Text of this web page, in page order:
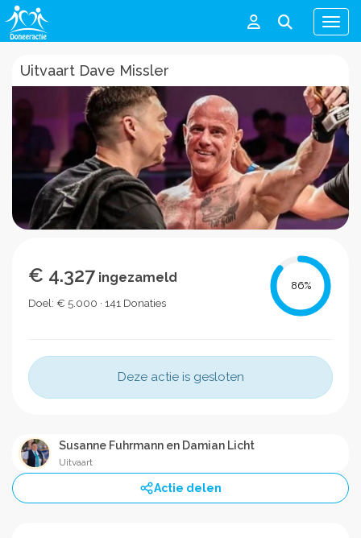
Menu
Uitvaart Dave Missler
€ 4.327 ingezameld
Doel: € 5.000 · 141 Donaties
86%
Deze actie is gesloten
Susanne Fuhrmann en Damian Licht
Uitvaart
Actie delen